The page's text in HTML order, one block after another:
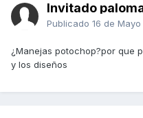
Invitado
Publicado 16 de
¿Manejas potochop?por que
y los diseños